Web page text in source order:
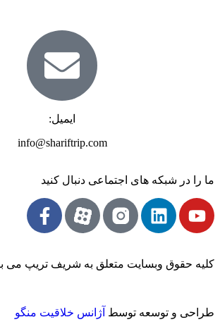
ایمیل:
info@shariftrip.com
ما را در شبکه های اجتماعی دنبال کنید
کلیه حقوق وبسایت متعلق به شریف تریپ می
طراحی و توسعه توسط آژانس خلاقیت منگو